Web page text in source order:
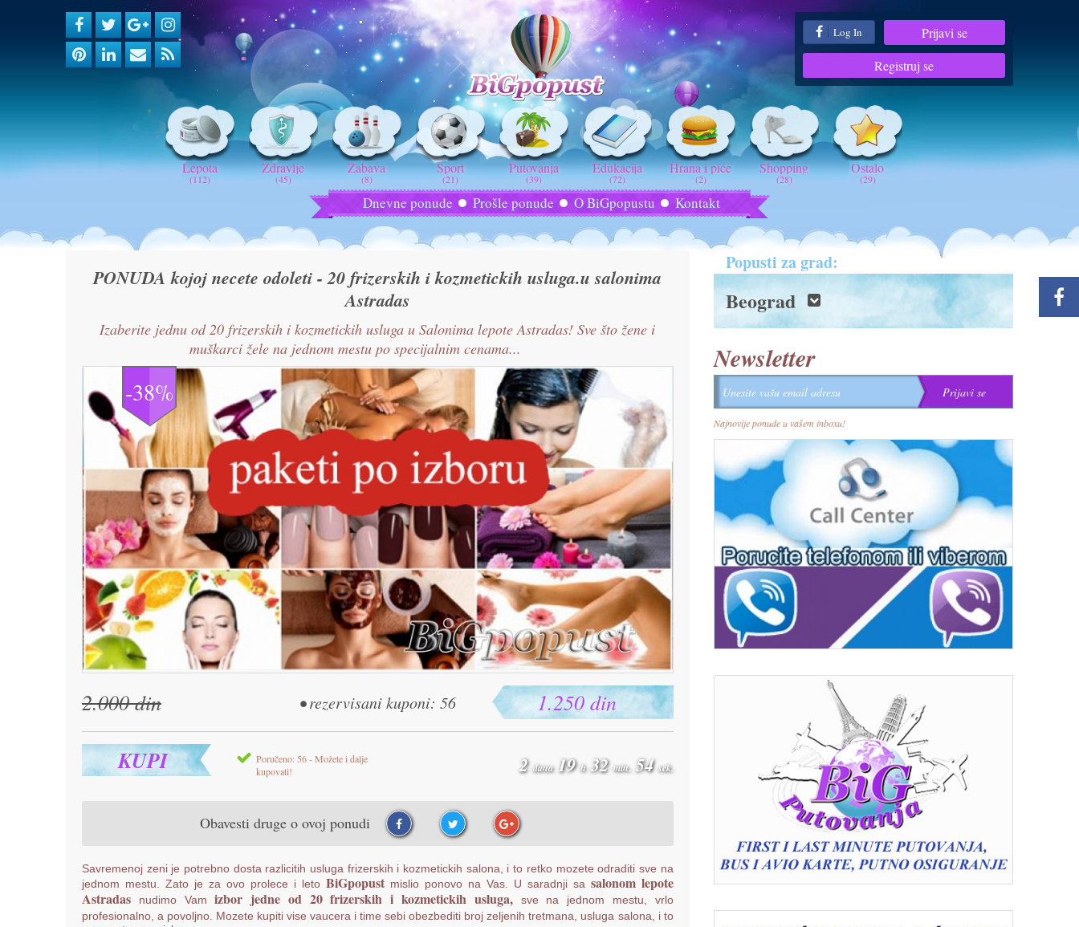
Log In
Prijavi se
Registruj se
Lepota
(112)
Zdravlje
(45)
Zabava
(8)
Sport
(21)
Putovanja
(39)
Edukacija
(72)
Hrana i piće
(2)
Shopping
(28)
Ostalo
(29)
Dnevne ponude Prošle ponude O BiGpopustu Kontakt
PONUDA kojoj necete odoleti - 20 frizerskih i kozmetickih usluga.u salonima
Astradas
Izaberite jednu od 20 frizerskih i kozmetickih usluga u Salonima lepote Astradas! Sve što žene i
muškarci žele na jednom mestu po specijalnim cenama...
-38%
2.000 din • rezervisani kuponi: 56 1.250 din
KUPI
Poručeno: 56 - Možete i dalje
kupovati!
2dana 19h 32min. 53sek.
Obavesti druge o ovoj ponudi
Savremenoj zeni je potrebno dosta razlicitih usluga frizerskih i kozmetickih salona, i to retko mozete odraditi sve na
jednom mestu. Zato je za ovo prolece i leto BiGpopustmislio ponovo na Vas. U saradnji sa salonom lepote
Astradas nudimo Vamizbor jedne od 20 frizerskih i kozmetickih usluga,sve na jednom mestu, vrlo
profesionalno, a povoljno. Mozete kupiti vise vaucera i time sebi obezbediti broj zeljenih tretmana, usluga salona, i to
Popusti za grad:
Beograd
Newsletter
Najnovije ponude u vašem inboxu!